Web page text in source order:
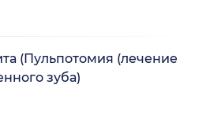
(Пульпотомия (лечение
зуба)